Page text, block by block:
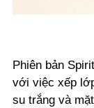
Phiên bản
với việc xếp
su trắng và